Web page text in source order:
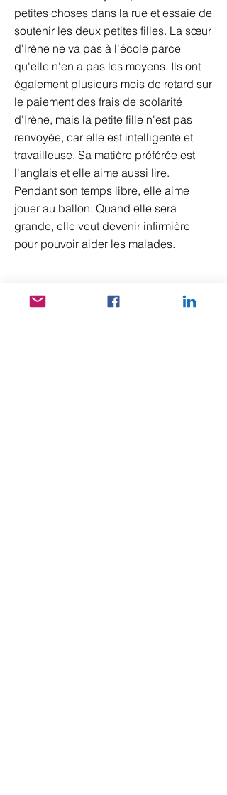
petites choses dans la rue et essaie de
soutenir les deux petites filles. La sœur
d'Irène ne va pas à l'école parce
qu'elle n'en a pas les moyens. Ils ont
également plusieurs mois de retard sur
le paiement des frais de scolarité
d'Irène, mais la petite fille n'est pas
renvoyée, car elle est intelligente et
travailleuse. Sa matière préférée est
l'anglais et elle aime aussi lire.
Pendant son temps libre, elle aime
jouer au ballon. Quand elle sera
grande, elle veut devenir infirmière
pour pouvoir aider les malades.